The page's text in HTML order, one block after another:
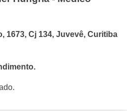
1673, Cj 134, Juvevê, Curitiba